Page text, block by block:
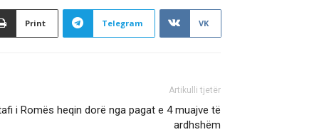
Print Telegram VK
Artikulli tjetër
i Romës heqin dorë nga pagat e 4 muajve të
ardhshëm